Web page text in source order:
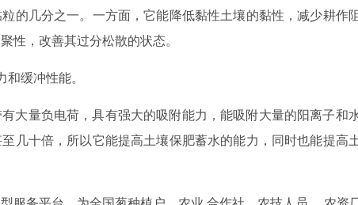
的几分之一。一方面，它能降低黏性土壤的黏性，减少耕作
性，改善其过分松散的状态。
缓冲性能。
大量负电荷，具有强大的吸附能力，能吸附大量的阳离子和
几十倍，所以它能提高土壤保肥蓄水的能力，同时也能提高